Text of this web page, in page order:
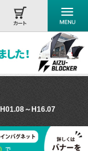
H01.08～H16.07